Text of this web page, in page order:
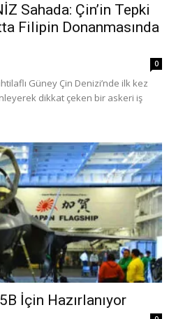
Sahada: Çin’in Tepki
Filipin Donanmasında
0
Güney Çin Denizi’nde ilk kez
dikkat çeken bir askeri iş
İçin Hazırlanıyor